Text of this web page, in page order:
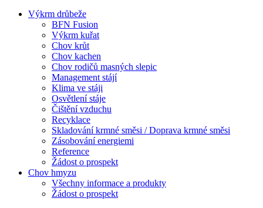
Výkrm drůbeže
BFN Fusion
Výkrm kuřat
Chov krůt
Chov kachen
Chov rodičů masných slepic
Management stájí
Klima ve stáji
Osvětlení stáje
Čištění vzduchu
Recyklace
Skladování krmné směsi / Doprava krmné směsi
Zásobování energiemi
Reference
Žádost o prospekt
Chov hmyzu
Všechny informace a produkty
Žádost o prospekt